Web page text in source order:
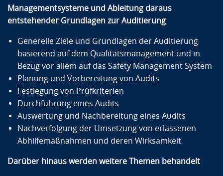
Managementsysteme und Ableitung daraus
entstehender Grundlagen zur Auditierung
Generelle Ziele und Grundlagen der Auditierung
basierend auf dem Qualitätsmanagement und in
Bezug vor allem auf das Safety Management System
Planung und Vorbereitung von Audits
Festlegung von Prüfkriterien
Durchführung eines Audits
Auswertung und Nachbereitung eines Audits
Nachverfolgung der Umsetzung von erlassenen
Abhilfemaßnahmen und deren Wirksamkeit
Darüber hinaus werden weitere Themen behandelt